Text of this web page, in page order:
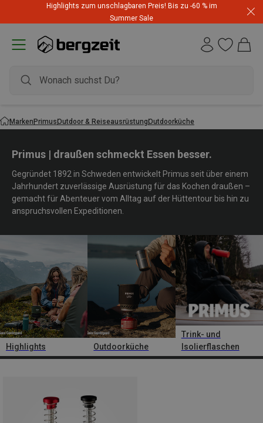
Highlights zum unschlagbaren Preis! Bis zu -60 % im
Summer Sale
MarkenPrimusOutdoor & ReiseausrüstungOutdoorküche
Primus | draußen schmeckt Essen besser.
Gegründet 1892 in Schweden entwickelt Primus seit über einem
Jahrhundert zuverlässige Ausrüstung für das Kochen draußen –
gemacht für Abenteuer vom Alltag auf der Hüttentour bis hin zu
anspruchsvollen Expeditionen.
Highlights Outdoorküche
Trink- und
Isolierflaschen